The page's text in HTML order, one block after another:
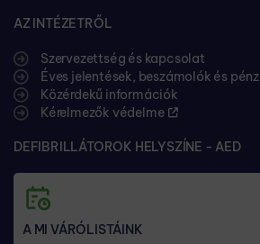
AZ INTÉZETRŐL
Szervezettség és kapcsolat
Éves jelentések, beszámolók és
Közérdekű információk
Kérelmezők védelme
DEFIBRILLÁTOROK HELYSZÍNE - AED
A MI VÁRÓLISTÁINK